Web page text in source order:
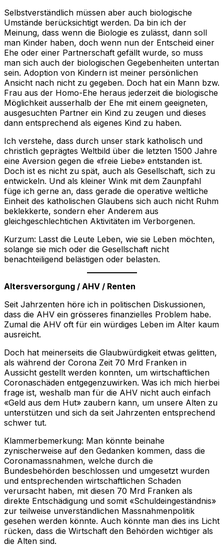
Selbstverständlich müssen aber auch biologische
Umstände berücksichtigt werden. Da bin ich der
Meinung, dass wenn die Biologie es zulässt, dann soll
man Kinder haben, doch wenn nun der Entscheid einer
Ehe oder einer Partnerschaft gefällt wurde, so muss
man sich auch der biologischen Gegebenheiten untertan
sein. Adoption von Kindern ist meiner persönlichen
Ansicht nach nicht zu gegeben. Doch hat ein Mann bzw.
Frau aus der Homo-Ehe heraus jederzeit die biologische
Möglichkeit ausserhalb der Ehe mit einem geeigneten,
ausgesuchten Partner ein Kind zu zeugen und dieses
dann entsprechend als eigenes Kind zu haben.
Ich verstehe, dass durch unser stark katholisch und
christlich geprägtes Weltbild über die letzten 1500 Jahre
eine Aversion gegen die «freie Liebe» entstanden ist.
Doch ist es nicht zu spät, auch als Gesellschaft, sich zu
entwickeln. Und als kleiner Wink mit dem Zaunpfahl
füge ich gerne an, dass gerade die operative weltliche
Einheit des katholischen Glaubens sich auch nicht Ruhm
beklekkerte, sondern eher Anderem aus
gleichgeschlechtichen Aktivitäten im Verborgenen.
Kurzum: Lasst die Leute Leben, wie sie Leben möchten,
solange sie mich oder die Gesellschaft nicht
benachteiligend belästigen oder belasten.
Altersversorgung / AHV / Renten
Seit Jahrzenten höre ich in politischen Diskussionen,
dass die AHV ein grösseres finanzielles Problem habe.
Zumal die AHV oft für ein würdiges Leben im Alter kaum
ausreicht.
Doch hat meinerseits die Glaubwürdigkeit etwas gelitten,
als während der Corona Zeit 70 Mrd Franken in
Aussicht gestellt werden konnten, um wirtschaftlichen
Coronaschäden entgegenzuwirken. Was ich mich hierbei
frage ist, weshalb man für die AHV nicht auch einfach
«Geld aus dem Hut» zaubern kann, um unsere Alten zu
unterstützen und sich da seit Jahrzenten entsprechend
schwer tut.
Klammerbemerkung: Man könnte beinahe
zynischerweise auf den Gedanken kommen, dass die
Coronamassnahmen, welche durch die
Bundesbehörden beschlossen und umgesetzt wurden
und entsprechenden wirtschaftlichen Schaden
verursacht haben, mit diesen 70 Mrd Franken als
direkte Entschädigung und somit «Schuldeingeständnis»
zur teilweise unverständlichen Massnahmenpolitik
gesehen werden könnte. Auch könnte man dies ins Licht
rücken, dass die Wirtschaft den Behörden wichtiger als
die Alten sind.